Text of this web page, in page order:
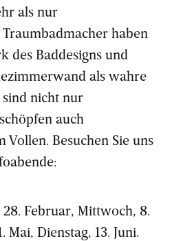
als nur
haben
des Baddesigns und
als wahre
nicht nur
auch
Vollen. Besuchen Sie uns
Februar, Mittwoch, 8.
Mai, Dienstag, 13. Juni.